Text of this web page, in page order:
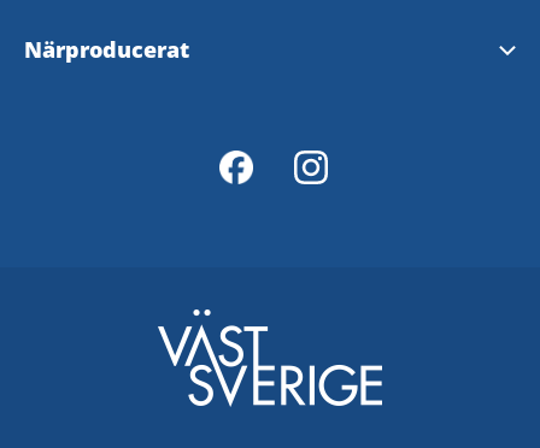
Turistinformation och Infopoints
Närproducerat